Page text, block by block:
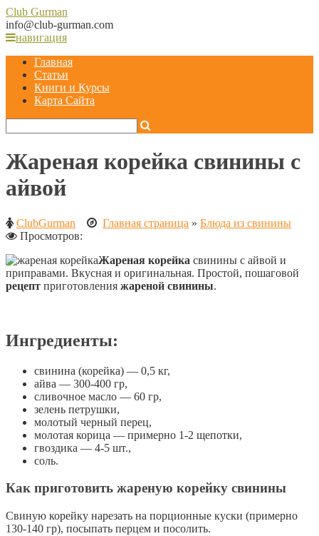
Club Gurman
info@club-gurman.com
навигация
Главная
Статьи
Книги и Курсы
Карта Сайта
Жареная корейка свинины с
айвой
ClubGurman Главная страница » Блюда из свинины
Просмотров:
Жареная корейка свинины с айвой и
приправами. Вкусная и оригинальная. Простой, пошаговой
рецепт приготовления жареной свинины.
Ингредиенты:
свинина (корейка) — 0,5 кг,
айва — 300-400 гр,
сливочное масло — 60 гр,
зелень петрушки,
молотый черный перец,
молотая корица — примерно 1-2 щепотки,
гвоздика — 4-5 шт.,
соль.
Как приготовить жареную корейку свинины
Свиную корейку нарезать на порционные куски (примерно
130-140 гр), посыпать перцем и посолить.